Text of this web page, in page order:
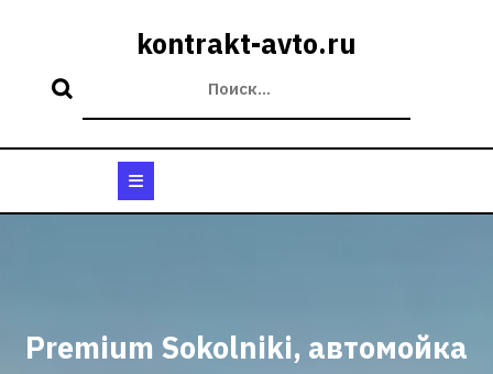
kontrakt-avto.ru
Premium Sokolniki, автомойка